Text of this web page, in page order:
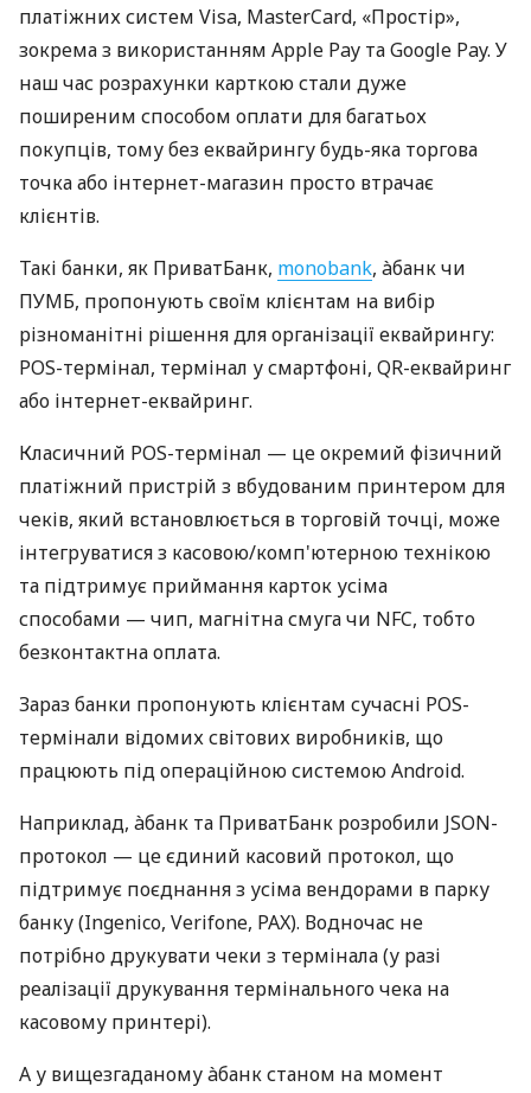
платіжних систем Visa, MasterCard, «Простір»,
зокрема з використанням Apple Pay та Google Pay. У
наш час розрахунки карткою стали дуже
поширеним способом оплати для багатьох
покупців, тому без еквайрингу будь-яка торгова
точка або інтернет-магазин просто втрачає
клієнтів.
Такі банки, як ПриватБанк, monobank, àбанк чи
ПУМБ, пропонують своїм клієнтам на вибір
різноманітні рішення для організації еквайрингу:
POS-термінал, термінал у смартфоні, QR-еквайринг
або інтернет-еквайринг.
Класичний POS-термінал — це окремий фізичний
платіжний пристрій з вбудованим принтером для
чеків, який встановлюється в торговій точці, може
інтегруватися з касовою/комп'ютерною технікою
та підтримує приймання карток усіма
способами — чип, магнітна смуга чи NFC, тобто
безконтактна оплата.
Зараз банки пропонують клієнтам сучасні POS-
термінали відомих світових виробників, що
працюють під операційною системою Android.
Наприклад, àбанк та ПриватБанк розробили JSON-
протокол — це єдиний касовий протокол, що
підтримує поєднання з усіма вендорами в парку
банку (Ingenico, Verifone, PAX). Водночас не
потрібно друкувати чеки з термінала (у разі
реалізації друкування термінального чека на
касовому принтері).
А у вищезгаданому àбанк станом на момент